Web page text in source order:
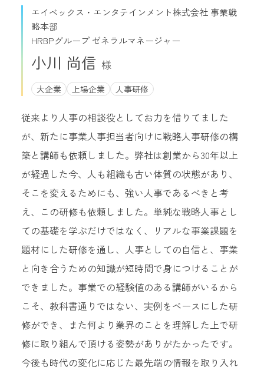
エイベックス・エンタテインメント株式会社 事業戦
略本部
HRBPグループ ゼネラルマネージャー
小川 尚信
大企業 上場企業 人事研修
従来より人事の相談役としてお力を借りてました
が、新たに事業人事担当者向けに戦略人事研修の構
築と講師も依頼しました。弊社は創業から30年以上
が経過した今、人も組織も古い体質の状態があり、
そこを変えるためにも、強い人事であるべきと考
え、この研修も依頼しました。単純な戦略人事とし
ての基礎を学ぶだけではなく、リアルな事業課題を
題材にした研修を通し、人事としての自信と、事業
と向き合うための知識が短時間で身につけることが
できました。事業での経験値のある講師がいるから
こそ、教科書通りではない、実例をベースにした研
修ができ、また何より業界のことを理解した上で研
修に取り組んで頂ける姿勢がありがたかったです。
今後も時代の変化に応じた最先端の情報を取り入れ